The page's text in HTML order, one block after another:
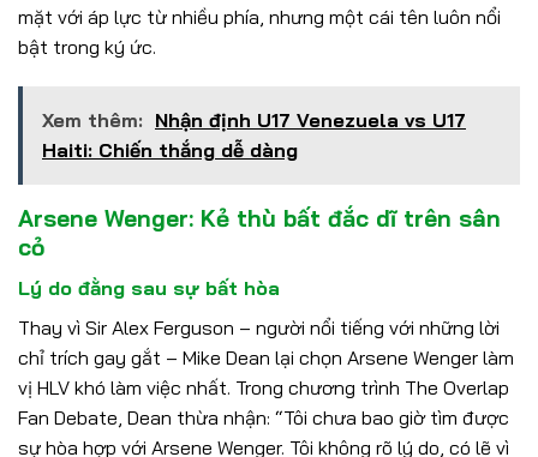
mặt với áp lực từ nhiều phía, nhưng một cái tên luôn nổi
bật trong ký ức.
Xem thêm: Nhận định U17 Venezuela vs U17
Haiti: Chiến thắng dễ dàng
Arsene Wenger: Kẻ thù bất đắc dĩ trên sân
cỏ
Lý do đằng sau sự bất hòa
Thay vì Sir Alex Ferguson – người nổi tiếng với những lời
chỉ trích gay gắt – Mike Dean lại chọn Arsene Wenger làm
vị HLV khó làm việc nhất. Trong chương trình The Overlap
Fan Debate, Dean thừa nhận: “Tôi chưa bao giờ tìm được
sự hòa hợp với Arsene Wenger. Tôi không rõ lý do, có lẽ vì